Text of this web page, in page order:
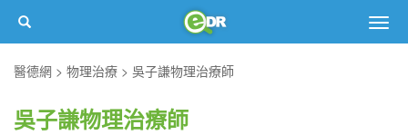
醫德網
物理治療 吳子謙物理治療師
吳子謙物理治療師